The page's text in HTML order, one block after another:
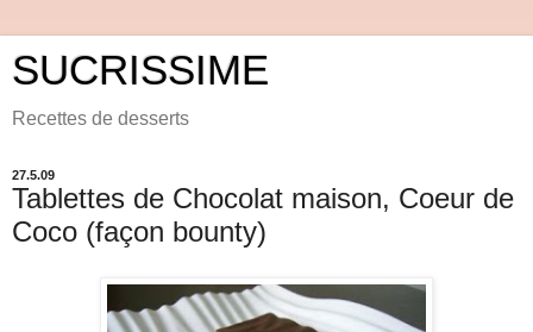
SUCRISSIME
Recettes de desserts
27.5.09
Tablettes de Chocolat maison, Coeur de
Coco (façon bounty)